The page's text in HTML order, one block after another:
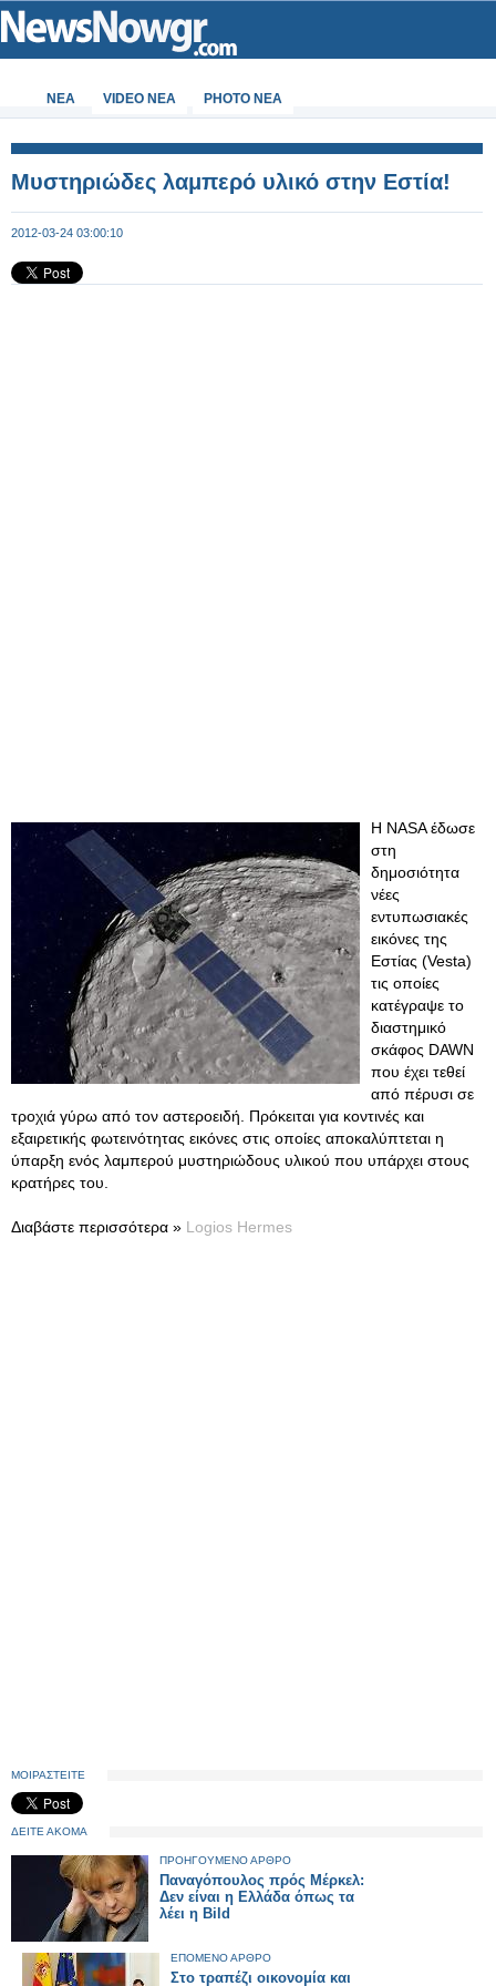
ΝΕΑ VIDEO NEA PHOTO NEA
Μυστηριώδες λαμπερό υλικό στην Εστία!
2012-03-24 03:00:10
Η NASA έδωσε
στη
δημοσιότητα
νέες
εντυπωσιακές
εικόνες της
Εστίας (Vesta)
τις οποίες
κατέγραψε το
διαστημικό
σκάφος DAWN
που έχει τεθεί
από πέρυσι σε
τροχιά γύρω από τον αστεροειδή. Πρόκειται για κοντινές και
εξαιρετικής φωτεινότητας εικόνες στις οποίες αποκαλύπτεται η
ύπαρξη ενός λαμπερού μυστηριώδους υλικού που υπάρχει στους
κρατήρες του.
Διαβάστε περισσότερα » Logios Hermes
ΜΟΙΡΑΣΤΕΙΤΕ
ΔΕΙΤΕ ΑΚΟΜΑ
ΠΡΟΗΓΟΥΜΕΝΟ ΑΡΘΡΟ
Παναγόπουλος πρός Μέρκελ:
Δεν είναι η Ελλάδα όπως τα
λέει η Bild
ΕΠΟΜΕΝΟ ΑΡΘΡΟ
Στο τραπέζι οικονομία και